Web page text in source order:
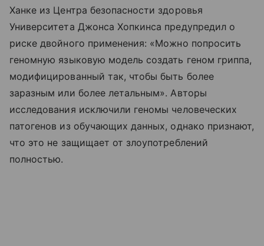
Ханке из Центра безопасности здоровья
Университета Джонса Хопкинса предупредил о
риске двойного применения: «Можно попросить
геномную языковую модель создать геном гриппа,
модифицированный так, чтобы быть более
заразным или более летальным». Авторы
исследования исключили геномы человеческих
патогенов из обучающих данных, однако признают,
что это не защищает от злоупотреблений
полностью.